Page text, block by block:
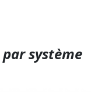
par système